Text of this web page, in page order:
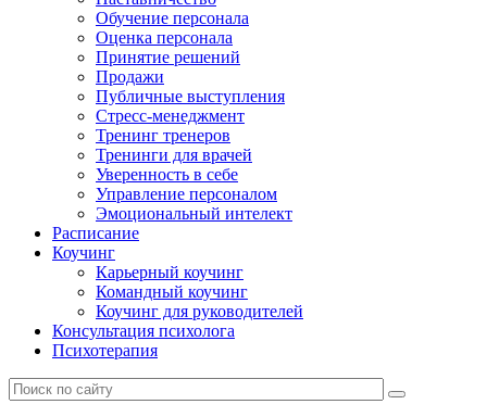
Обучение персонала
Оценка персонала
Принятие решений
Продажи
Публичные выступления
Стресс-менеджмент
Тренинг тренеров
Тренинги для врачей
Уверенность в себе
Управление персоналом
Эмоциональный интелект
Расписание
Коучинг
Карьерный коучинг
Командный коучинг
Коучинг для руководителей
Консультация психолога
Психотерапия